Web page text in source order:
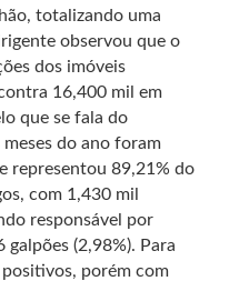
totalizando uma
observou que o
dos imóveis
16,400 mil em
que se fala do
do ano foram
representou 89,21% do
com 1,430 mil
responsável por
(2,98%). Para
porém com